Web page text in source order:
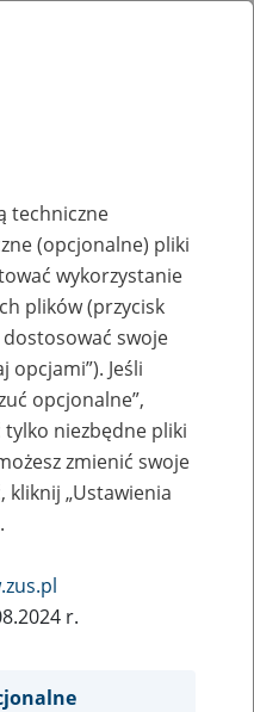
techniczne
(opcjonalne) pliki
wykorzystanie
plików (przycisk
dostosować swoje
opcjami”). Jeśli
opcjonalne”,
niezbędne pliki
zmienić swoje
kliknij „Ustawienia
r.